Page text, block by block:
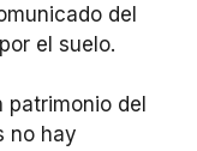
del
el suelo.
del
no hay